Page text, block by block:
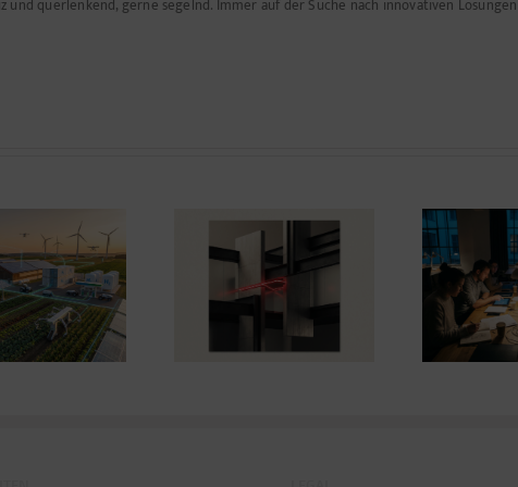
und querlenkend, gerne segelnd. Immer auf der Suche nach innovativen
Prokrastination, aber
mit Ergebnis
Power to the Night